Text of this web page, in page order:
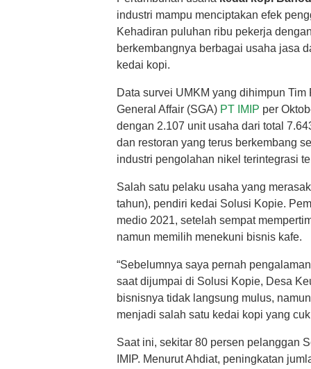
industri mampu menciptakan efek
Kehadiran puluhan ribu pekerja
berkembangnya berbagai usaha jasa
kedai kopi.
Data survei UMKM yang dihimpun
General Affair (SGA) PT IMIP per
dengan 2.107 unit usaha dari total
dan restoran yang terus berkembang
industri pengolahan nikel terintegrasi
Salah satu pelaku usaha yang
tahun), pendiri kedai Solusi Kopie.
medio 2021, setelah sempat
namun memilih menekuni bisnis kafe.
“Sebelumnya saya pernah
saat dijumpai di Solusi Kopie, Desa
bisnisnya tidak langsung mulus,
menjadi salah satu kedai kopi yang
Saat ini, sekitar 80 persen pelanggan
IMIP. Menurut Ahdiat, peningkatan